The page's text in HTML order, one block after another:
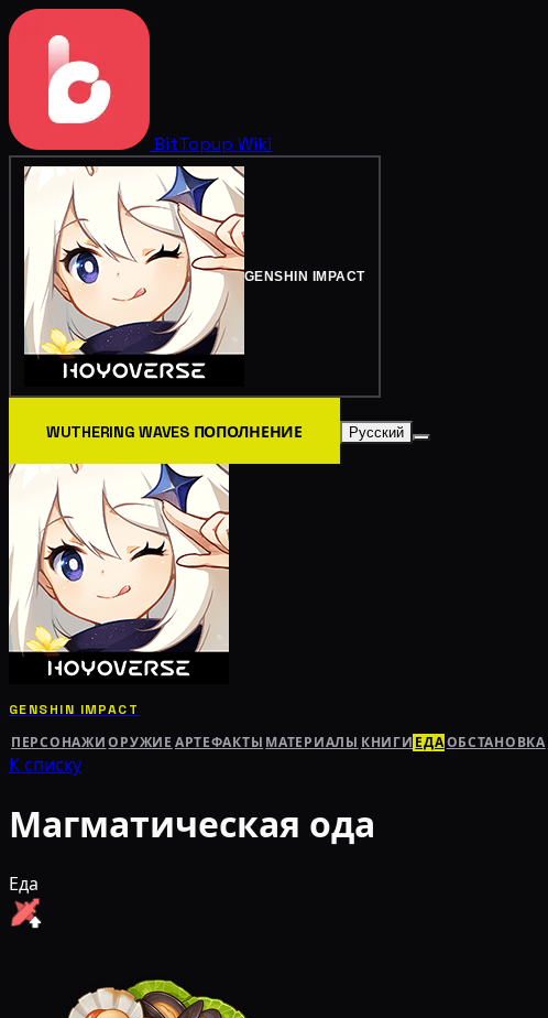
BitTopup Wiki
GENSHIN IMPACT
WUTHERING WAVES ПОПОЛНЕНИЕ Русский
GENSHIN IMPACT
ПЕРСОНАЖИ ОРУЖИЕ АРТЕФАКТЫ МАТЕРИАЛЫ КНИГИ ЕДАОБСТАНОВКА
К списку
Магматическая ода
Еда